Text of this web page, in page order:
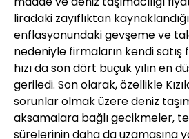
liradaki zayıflıktan
enflasyonundaki gevşeme ve
nedeniyle firmaların kendi satış
hızı da son dört buçuk yılın en
geriledi. Son olarak, özellikle
sorunlar olmak üzere deniz
aksamalara bağlı gecikmeler,
sürelerinin daha da uzamasına